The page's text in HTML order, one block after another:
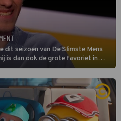
dit seizoen van De Slimste Mens
is dan ook de grote favoriet in
inbreng, want komiek
aan de jurytafel.